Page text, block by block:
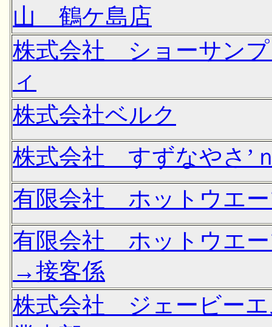
山 鶴ケ島店
株式会社 ショーサン
ィ
株式会社ベルク
株式会社 すずなやさ’
有限会社 ホットウエ
有限会社 ホットウエ
→接客係
株式会社 ジェービー